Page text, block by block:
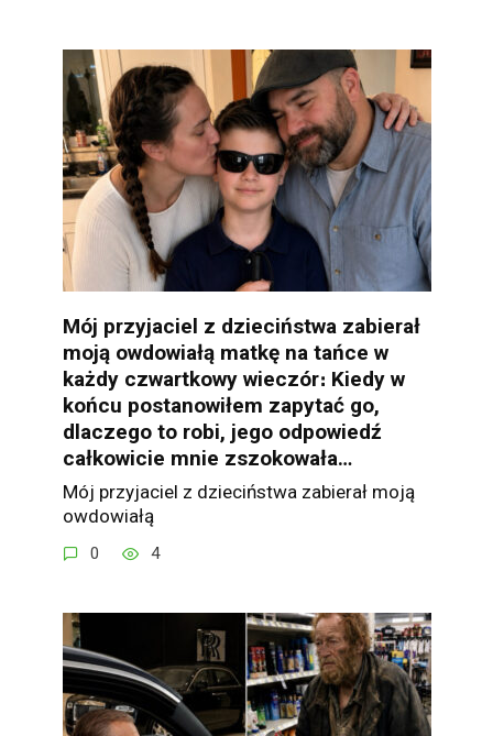
Mój przyjaciel z dzieciństwa zabierał
moją owdowiałą matkę na tańce w
każdy czwartkowy wieczór։ Kiedy w
końcu postanowiłem zapytać go,
dlaczego to robi, jego odpowiedź
całkowicie mnie zszokowała…
Mój przyjaciel z dzieciństwa zabierał moją
owdowiałą
0 4